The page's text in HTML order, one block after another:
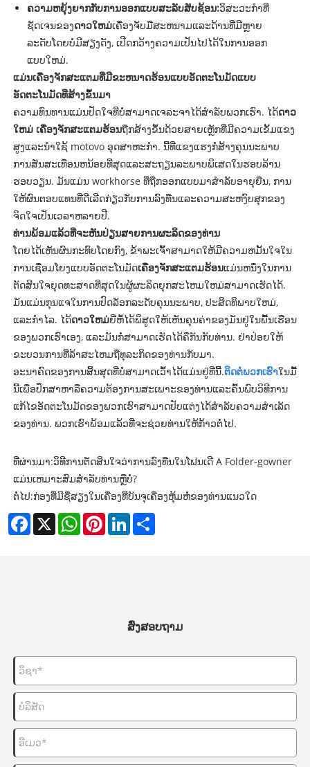
ຄວາມຫຍຸ້ງຍາກກັບການອອກແບບສະລັບສັບຊ້ອນ:ວິສະວະກໍາທີ່
ຊັດເຈນຂອງດາວໃຫມ່ເຄື່ອງຈັບມືສະຫນາມແລະດ້ານທີ່ມີຫຼາຍ
ລະດັບໂດຍບໍ່ມີສຽງດັງ, ເປີດກວ້າງຄວາມເປັນໄປໄດ້ໃນການອອກ
ແບບໃຫມ່.
ແມ່ນເຄື່ອງຈັກສະແຕມທີ່ມີຂະຫນາດຮ້ອນແບບອັດຕະໂນມັດແບບ
ອັດຕະໂນມັດທີ່ສ້າງຂຶ້ນມາ
ຄວາມທົນທານແມ່ນປັດໃຈທີ່ບໍ່ສາມາດເຈລະຈາໄດ້ສໍາລັບພວກເຮົາ. ໄດ້ດາວ
ໃຫມ່ ເຄື່ອງຈັກສະແຕມຮ້ອນຖືກສ້າງຂຶ້ນດ້ວຍສາຍເຫຼັກທີ່ມີຄວາມເຂັ້ມແຂງ
ສູງແລະນໍາໃຊ້ motovo ອຸດສາຫະກໍາ. ນີ້ທີ່ແຂງແຮງກໍ່ສ້າງຄຸນນະພາບ
ການສັ່ນສະເທືອນຫນ້ອຍທີ່ສຸດແລະສະຖຽນລະພາບພິເສດໃນຮອບລ້ານ
ຮອບວຽນ. ມັນແມ່ນ workhorse ທີ່ຖືກອອກແບບມາສໍາລັບອາຍຸຍືນ, ການ
ໃຫ້ຜົນຕອບແທນທີ່ດີເລີດກ່ຽວກັບການລົງທືນແລະຄວາມສະຫງົບສຸກຂອງ
ຈິດໃຈເປັນເວລາຫລາຍປີ.
ທ່ານພ້ອມແລ້ວທີ່ຈະຫັນປ່ຽນສາຍການຜະລິດຂອງທ່ານ
ໂດຍໄດ້ເຫັນຜົນກະທົບໂດຍກົງ, ຂ້າພະເຈົ້າສາມາດໃຫ້ມີຄວາມຫມັ້ນໃຈໃນ
ການເຊື່ອມໂຍງແບບອັດຕະໂນມັດເຄື່ອງຈັກສະແຕມຮ້ອນແມ່ນຫນຶ່ງໃນການ
ຕັດສິນໃຈຍຸດທະສາດທີ່ສຸດໃນຜູ້ຜະລິດຍຸກສະໄຫມໃຫມ່ສາມາດເຮັດໄດ້.
ມັນແມ່ນກຸນແຈໃນການປົດລັອກລະດັບຄຸນນະພາບ, ປະສິດທິພາບໃຫມ່,
ແລະກໍາໄລ. ໄດ້ດາວໃຫມ່ຍີ່ຫໍ້ໄດ້ພິສູດໃຫ້ເຫັນຄຸນຄ່າຂອງມັນຢູ່ໃນພື້ນເຮືອນ
ຂອງພວກເຮົາເອງ, ແລະມັນກໍ່ສາມາດເຮັດໄດ້ຄືກັນກັບທ່ານ. ຢ່າປ່ອຍໃຫ້
ຂະບວນການທີ່ລ້າສະໄຫມຖືທຸລະກິດຂອງທ່ານກັບມາ.
ອະນາຄົດຂອງການສິ້ນສຸດທີ່ບໍ່ສາມາດເວົ້າໄດ້ແມ່ນຢູ່ທີ່ນີ້.ຕິດຕໍ່ພວກເຮົາໃນມື້
ນີ້ເພື່ອປຶກສາຫາລືຄວາມຕ້ອງການສະເພາະຂອງທ່ານແລະຄົ້ນພົບວິທີການ
ແກ້ໄຂອັດຕະໂນມັດຂອງພວກເຮົາສາມາດປັບແຕ່ງໄດ້ສໍາລັບຄວາມສໍາເລັດ
ຂອງທ່ານ. ພວກເຮົາພ້ອມແລ້ວທີ່ຈະຊ່ວຍທ່ານໃຫ້ກ້າວຕໍ່ໄປ.
ທີ່ຜ່ານມາ:ວິທີການຕັດສິນໃຈວ່າການລົງທືນໃນໂຟນເດີ A Folder-gowner
ແມ່ນເຫມາະສົມສໍາລັບທ່ານຫຼືບໍ່?
ຕໍ່ໄປ:ກ່ອງທີ່ມີຊື່ສຽງໃນເຄື່ອງທີ່ບັນຈຸເຄື່ອງຫຸ້ມຫໍ່ຂອງທ່ານແນວໃດ
Facebook
X WhatsAppPinterestLinkedIn
ສົ່ງສອບຖາມ